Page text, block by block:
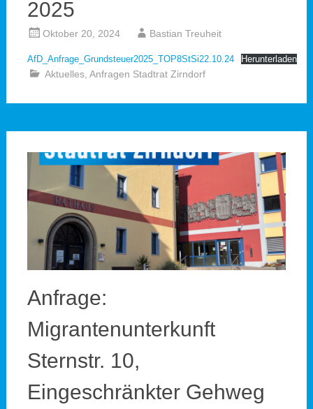
2025
Oktober 20, 2024 Bastian Treuheit
AfD_Anfrage_Grundsteuer2025_TOP8StSi22.10.24 Herunterladen
Aktuelles, Anfragen Stadtrat Zirndorf
Anfrage:
Migrantenunterkunft
Sternstr. 10,
Eingeschränkter Gehweg